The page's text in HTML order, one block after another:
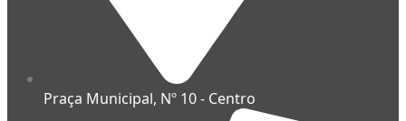
Praça Municipal, Nº 10 - Centro